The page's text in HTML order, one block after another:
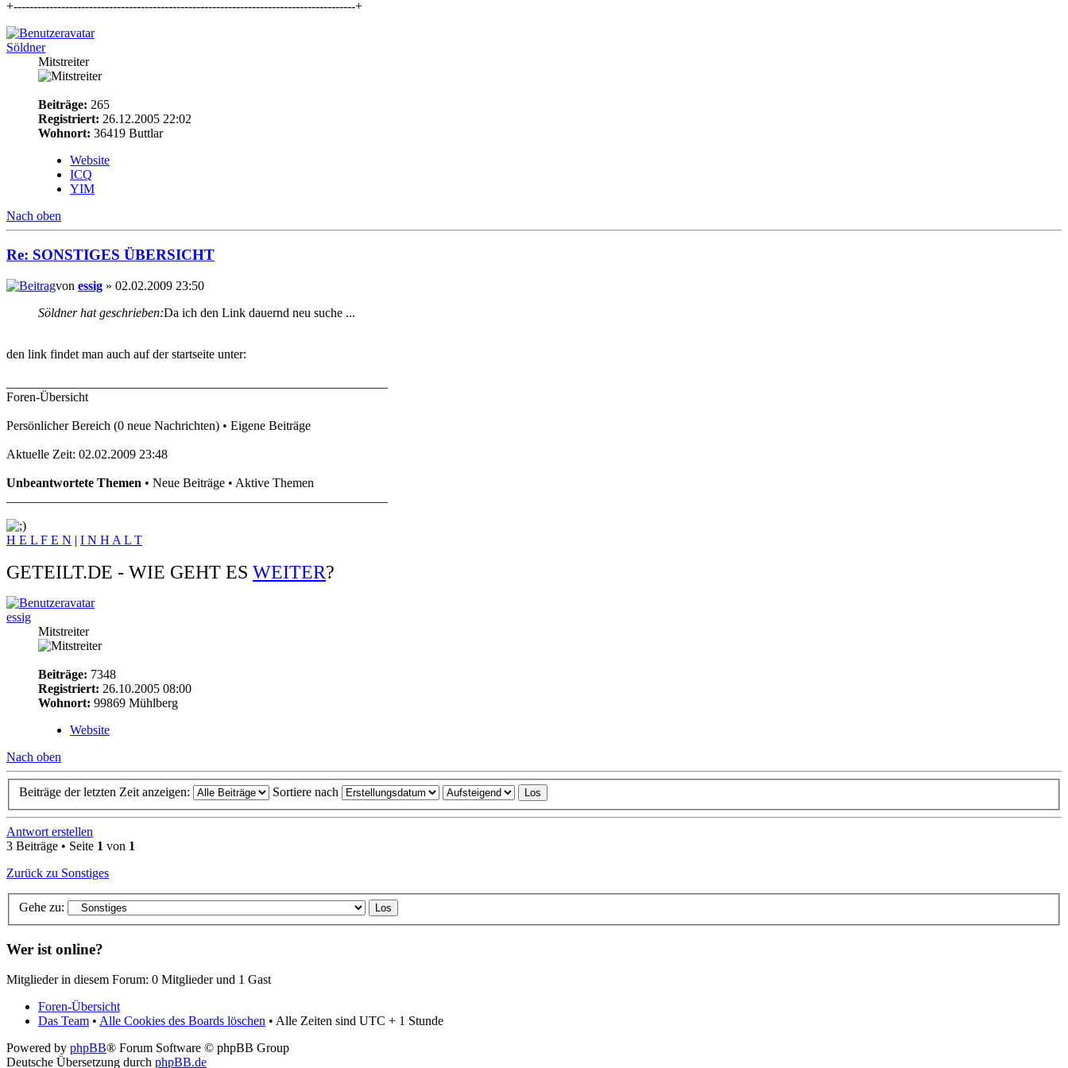
+--------------------------------------------------------------------------------------+
Söldner
Mitstreiter
Beiträge: 265
Registriert: 26.12.2005 22:02
Wohnort: 36419 Buttlar
Website
ICQ
YIM
Nach oben
Re: SONSTIGES ÜBERSICHT
von essig » 02.02.2009 23:50
Söldner hat geschrieben:Da ich den Link dauernd neu suche ...
den link findet man auch auf der startseite unter:
Foren-Übersicht
Persönlicher Bereich (0 neue Nachrichten) • Eigene Beiträge
Aktuelle Zeit: 02.02.2009 23:48
Unbeantwortete Themen • Neue Beiträge • Aktive Themen
H E L F E N | I N H A L T
GETEILT.DE - WIE GEHT ES WEITER?
essig
Mitstreiter
Beiträge: 7348
Registriert: 26.10.2005 08:00
Wohnort: 99869 Mühlberg
Website
Nach oben
Beiträge der letzten Zeit anzeigen: Sortiere nach
Antwort erstellen
3 Beiträge • Seite 1 von 1
Zurück zu Sonstiges
Gehe zu:
Wer ist online?
Mitglieder in diesem Forum: 0 Mitglieder und 1 Gast
Foren-Übersicht
Das Team • Alle Cookies des Boards löschen • Alle Zeiten sind UTC + 1 Stunde
Powered by phpBB® Forum Software © phpBB Group
Deutsche Übersetzung durch phpBB.de